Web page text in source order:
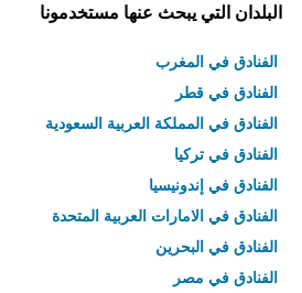
البلدان التي يبحث عنها مستخدمونا
الفنادق في المغرب
الفنادق في قطر
الفنادق في المملكة العربية السعودية
الفنادق في تركيا
الفنادق في إندونيسيا
الفنادق في الامارات العربية المتحدة
الفنادق في البحرين
الفنادق في مصر